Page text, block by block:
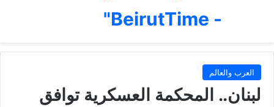
- BeirutTime"
العرب والعالم
لبنان.. المحكمة العسكرية توافق